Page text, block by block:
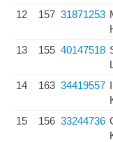
12 157 31871253
13 155 40147518
14 163 34419557
15 156 33244736